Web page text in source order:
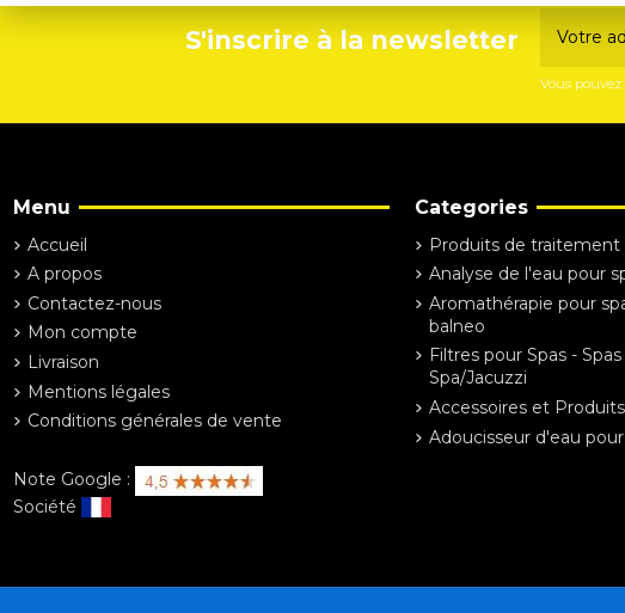
S'inscrire à la newsletter
Vous
Menu
Accueil
A propos
Contactez-nous
Mon compte
Livraison
Mentions légales
Conditions générales de vente
Categories
Produits de traitement
Analyse de l'eau pour
Aromathérapie pour
balneo
Filtres pour Spas -
Spa/Jacuzzi
Accessoires et
Adoucisseur d'eau
Note Google :
Société